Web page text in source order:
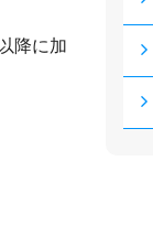
降に加